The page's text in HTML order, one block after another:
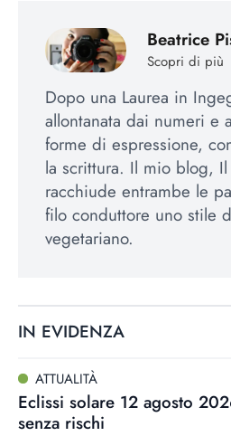
Beatrice
Scopri di più
Dopo una Laurea in
allontanata dai numeri e
forme di espressione,
la scrittura. Il mio blog,
racchiude entrambe le
filo conduttore uno stile
vegetariano.
IN EVIDENZA
ATTUALITÀ
Eclissi solare 12 agosto
senza rischi